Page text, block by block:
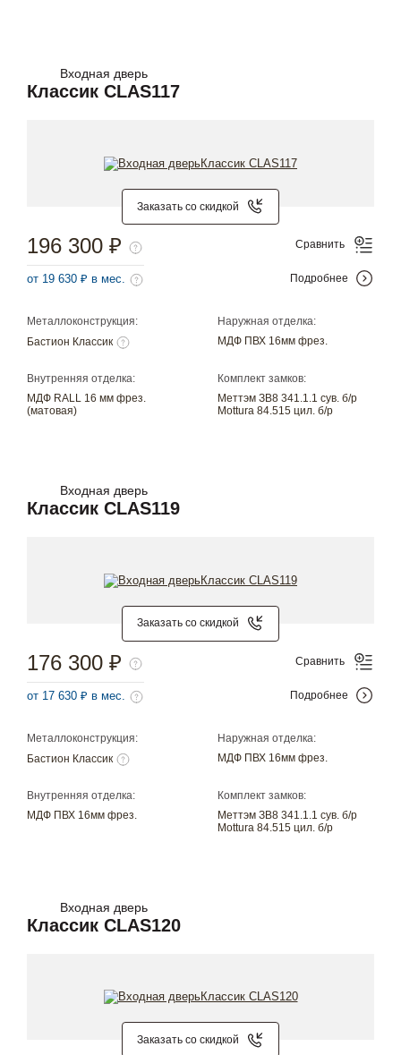
Входная дверь
Классик CLAS117
Заказать со скидкой
Металлоконструкция:
Бастион Классик
Наружная отделка:
МДФ ПВХ 16мм фрез.
Внутренняя отделка:
МДФ RALL 16 мм фрез.
(матовая)
Комплект замков:
Меттэм ЗВ8 341.1.1 сув. б/р
Mottura 84.515 цил. б/р
196 300 ₽
от 19 630 ₽ в мес.
Сравнить
Подробнее
Входная дверь
Классик CLAS119
Заказать со скидкой
Металлоконструкция:
Бастион Классик
Наружная отделка:
МДФ ПВХ 16мм фрез.
Внутренняя отделка:
МДФ ПВХ 16мм фрез.
Комплект замков:
Меттэм ЗВ8 341.1.1 сув. б/р
Mottura 84.515 цил. б/р
176 300 ₽
от 17 630 ₽ в мес.
Сравнить
Подробнее
Входная дверь
Классик CLAS120
Заказать со скидкой